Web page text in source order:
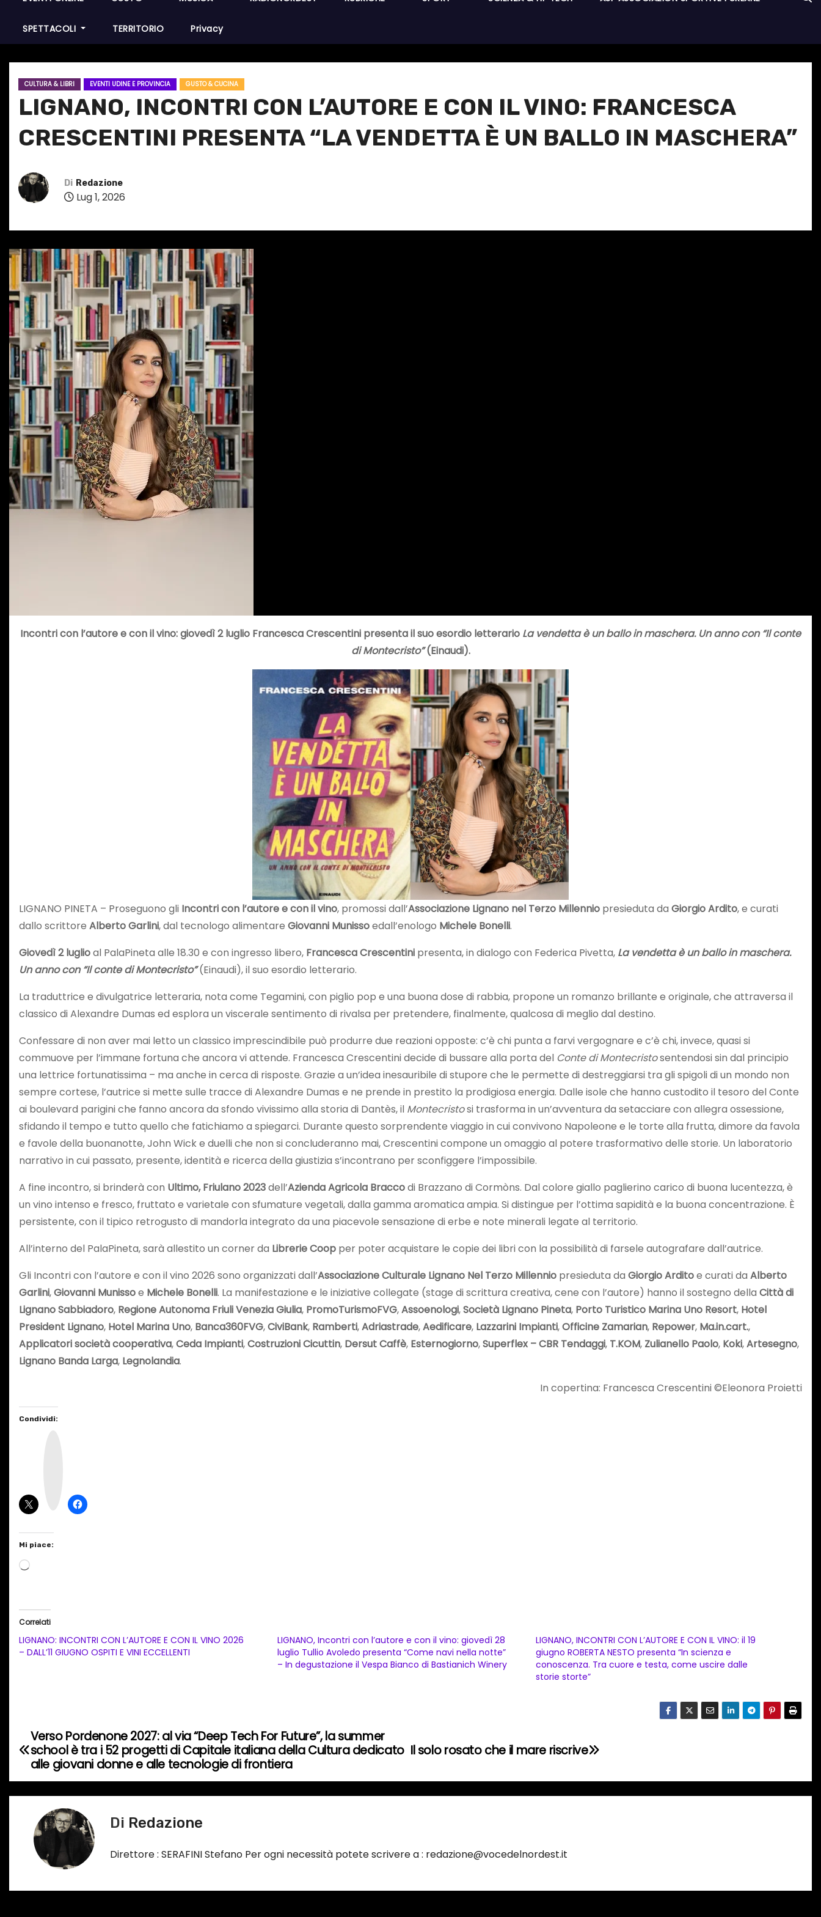
SPETTACOLI TERRITORIO Privacy
CULTURA & LIBRI EVENTI UDINE E PROVINCIA GUSTO & CUCINA
LIGNANO, INCONTRI CON L’AUTORE E CON IL VINO: FRANCESCA
CRESCENTINI PRESENTA “LA VENDETTA È UN BALLO IN MASCHERA”
Di Redazione
Lug 1, 2026
Incontri con l’autore e con il vino: giovedì 2 luglio Francesca Crescentini presenta il suo esordio letterario La vendetta è un ballo in maschera. Un anno con “Il conte
di Montecristo”(Einaudi).
LIGNANO PINETA – Proseguono gli Incontri con l’autore e con il vino, promossi dall’Associazione Lignano nel Terzo Millennio presieduta da Giorgio Ardito, e curati
dallo scrittore Alberto Garlini, dal tecnologo alimentare Giovanni Munissoedall’enologo Michele Bonelli.
Giovedì 2 luglioal PalaPineta alle 18.30 e con ingresso libero, Francesca Crescentini presenta, in dialogo con Federica Pivetta, La vendetta è un ballo in maschera.
Un anno con “Il conte di Montecristo”(Einaudi), il suo esordio letterario.
La traduttrice e divulgatrice letteraria, nota come Tegamini, con piglio pop e una buona dose di rabbia, propone un romanzo brillante e originale, che attraversa il
classico di Alexandre Dumas ed esplora un viscerale sentimento di rivalsa per pretendere, finalmente, qualcosa di meglio dal destino.
Confessare di non aver mai letto un classico imprescindibile può produrre due reazioni opposte: c’è chi punta a farvi vergognare e c’è chi, invece, quasi si
commuove per l’immane fortuna che ancora vi attende. Francesca Crescentini decide di bussare alla porta del Conte di Montecristosentendosi sin dal principio
una lettrice fortunatissima – ma anche in cerca di risposte. Grazie a un’idea inesauribile di stupore che le permette di destreggiarsi tra gli spigoli di un mondo non
sempre cortese, l’autrice si mette sulle tracce di Alexandre Dumas e ne prende in prestito la prodigiosa energia. Dalle isole che hanno custodito il tesoro del Conte
ai boulevard parigini che fanno ancora da sfondo vivissimo alla storia di Dantès, il Montecristosi trasforma in un’avventura da setacciare con allegra ossessione,
sfidando il tempo e tutto quello che fatichiamo a spiegarci. Durante questo sorprendente viaggio in cui convivono Napoleone e le torte alla frutta, dimore da favola
e favole della buonanotte, John Wick e duelli che non si concluderanno mai, Crescentini compone un omaggio al potere trasformativo delle storie. Un laboratorio
narrativo in cui passato, presente, identità e ricerca della giustizia s’incontrano per sconfiggere l’impossibile.
A fine incontro, si brinderà con Ultimo, Friulano 2023dell’Azienda Agricola Braccodi Brazzano di Cormòns. Dal colore giallo paglierino carico di buona lucentezza, è
un vino intenso e fresco, fruttato e varietale con sfumature vegetali, dalla gamma aromatica ampia. Si distingue per l’ottima sapidità e la buona concentrazione. È
persistente, con il tipico retrogusto di mandorla integrato da una piacevole sensazione di erbe e note minerali legate al territorio.
All’interno del PalaPineta, sarà allestito un corner da Librerie Coop per poter acquistare le copie dei libri con la possibilità di farsele autografare dall’autrice.
Gli Incontri con l’autore e con il vino 2026 sono organizzati dall’Associazione Culturale Lignano Nel Terzo Millennio presieduta da Giorgio Arditoe curati da Alberto
Garlini,Giovanni Munissoe Michele Bonelli. La manifestazione e le iniziative collegate (stage di scrittura creativa, cene con l’autore) hanno il sostegno della Città di
Lignano Sabbiadoro, Regione Autonoma Friuli Venezia Giulia, PromoTurismoFVG,Assoenologi,Società Lignano Pineta, Porto Turistico Marina Uno Resort, Hotel
President Lignano, Hotel Marina Uno, Banca360FVG,CiviBank, Ramberti,Adriastrade,Aedificare, Lazzarini Impianti,Officine Zamarian, Repower, Ma.in.cart.,
Applicatori società cooperativa,Ceda Impianti,Costruzioni Cicuttin, Dersut Caffè, Esternogiorno,Superflex – CBR Tendaggi, T.KOM, Zulianello Paolo, Koki,Artesegno,
Lignano Banda Larga, Legnolandia.
In copertina: Francesca Crescentini ©Eleonora Proietti
Condividi:
Mi piace:
C
a
o
n
s
Correlati
LIGNANO: INCONTRI CON L’AUTORE E CON IL VINO 2026
– DALL’11 GIUGNO OSPITI E VINI ECCELLENTI
LIGNANO, Incontri con l’autore e con il vino: giovedì 28
luglio Tullio Avoledo presenta “Come navi nella notte”
– In degustazione il Vespa Bianco di Bastianich Winery
LIGNANO, INCONTRI CON L’AUTORE E CON IL VINO: il 19
giugno ROBERTA NESTO presenta “In scienza e
conoscenza. Tra cuore e testa, come uscire dalle
storie storte”
N
v
z
Il solo rosato che il mare riscrive
Verso Pordenone 2027: al via “Deep Tech For Future”, la summer
school è tra i 52 progetti di Capitale italiana della Cultura dedicato
alle giovani donne e alle tecnologie di frontiera
Di Redazione
Direttore : SERAFINI Stefano Per ogni necessità potete scrivere a : redazione@vocedelnordest.it